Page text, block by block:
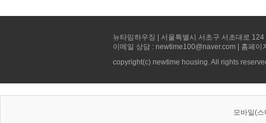
뉴타임하우징 | 서울특별시 서초구 서초대로
이메일 상담 : newtime100@naver.com | 홈페
copyright(c) newtime housing. All rights
모바일(